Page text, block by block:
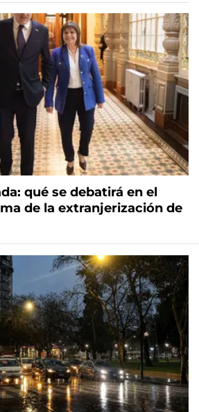
qué se debatirá en el
de la extranjerización de